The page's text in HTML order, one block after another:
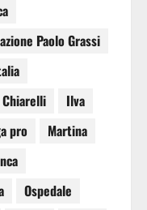
Paolo Grassi
Ilva
pro
Martina
Ospedale